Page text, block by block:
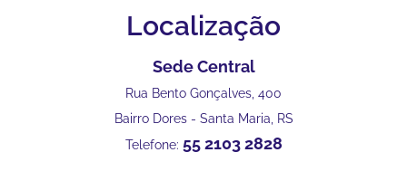
Localização
Sede Central
Rua Bento Gonçalves, 400
Bairro Dores - Santa Maria, RS
Telefone: 55 2103 2828